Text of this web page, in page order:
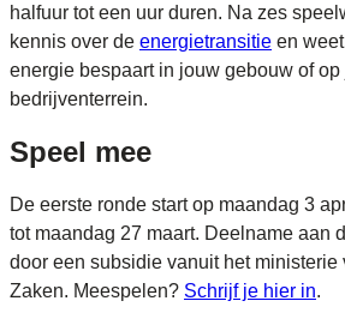
halfuur tot een uur duren. Na zes
kennis over de energietransitie en
energie bespaart in jouw gebouw of op
bedrijventerrein.
Speel mee
De eerste ronde start op maandag 3
tot maandag 27 maart. Deelname aan
door een subsidie vanuit het
Zaken. Meespelen? Schrijf je hier in.